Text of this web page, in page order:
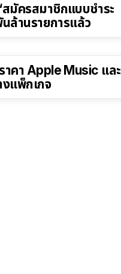
มัครสมาชิกแบบชำระ
นล้านรายการแล้ว
คา Apple Music และ
แพ็กเกจ